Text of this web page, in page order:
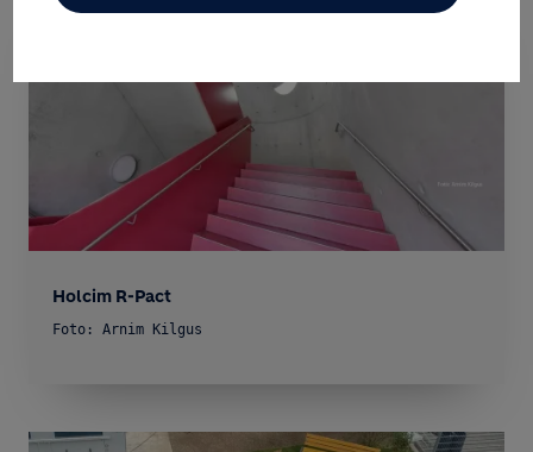
Holcim R-Pact
Foto: Arnim Kilgus